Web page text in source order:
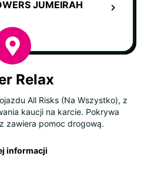
JUMEIRAH
Relax
All Risks (Na Wszystko), z
kaucji na karcie. Pokrywa
zawiera pomoc drogową.
informacji